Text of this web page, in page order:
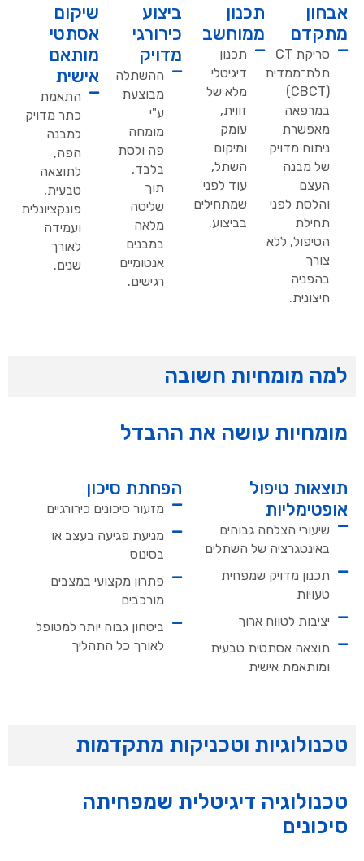
אבחון
מתקדם
סריקת CT
תלת־ממדית
(CBCT)
במרפאה
מאפשרת
ניתוח מדויק
של מבנה
העצם
והלסת לפני
תחילת
הטיפול, ללא
צורך
בהפניה
חיצונית.
תכנון
ממוחשב
תכנון
דיגיטלי
מלא של
זווית,
עומק
ומיקום
השתל,
עוד לפני
שמתחילים
בביצוע.
ביצוע
כירורגי
מדויק
ההשתלה
מבוצעת
ע"י
מומחה
פה ולסת
בלבד,
תוך
שליטה
מלאה
במבנים
אנטומיים
רגישים.
שיקום
אסתטי
מותאם
אישית
התאמת
כתר מדויק
למבנה
הפה,
לתוצאה
טבעית,
פונקציונלית
ועמידה
לאורך
שנים.
למה מומחיות חשובה
מומחיות עושה את ההבדל
תוצאות טיפול
אופטימליות
שיעורי הצלחה גבוהים
באינטגרציה של השתלים
תכנון מדויק שמפחית
טעויות
יציבות לטווח ארוך
תוצאה אסתטית טבעית
ומותאמת אישית
הפחתת סיכון
מזעור סיכונים כירורגיים
מניעת פגיעה בעצב או
בסינוס
פתרון מקצועי במצבים
מורכבים
ביטחון גבוה יותר למטופל
לאורך כל התהליך
טכנולוגיות וטכניקות מתקדמות
טכנולוגיה דיגיטלית שמפחיתה
סיכונים